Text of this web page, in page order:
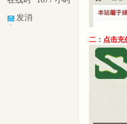
论坛
发消
二 ： 点击充